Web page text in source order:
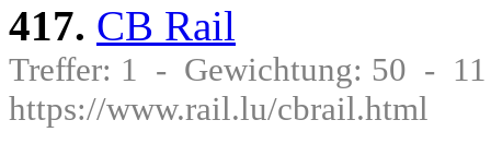
417. CB Rail
Treffer: 1 - Gewichtung: 50 -
https://www.rail.lu/cbrail.html